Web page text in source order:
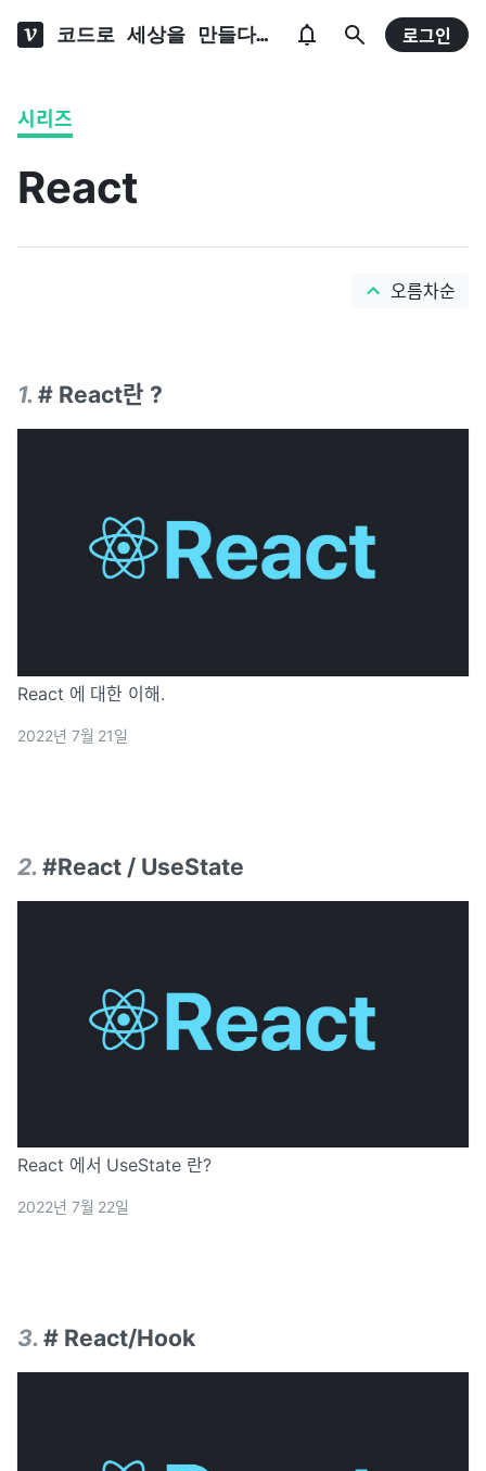
코드로 세상을 만들다🔥 로그인
시리즈
React
오름차순
1. # React란 ?
React 에 대한 이해.
2022년 7월 21일
2. #React / UseState
React 에서 UseState 란?
2022년 7월 22일
3. # React/Hook